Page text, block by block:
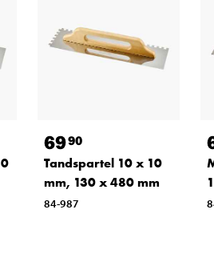
6990
Tandspartel 10 x 10
mm, 130 x 480 mm
84-987